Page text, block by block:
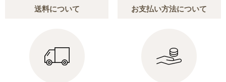
送料について お支払い方法について